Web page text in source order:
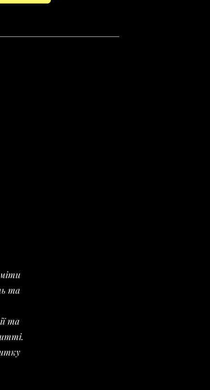
та
та